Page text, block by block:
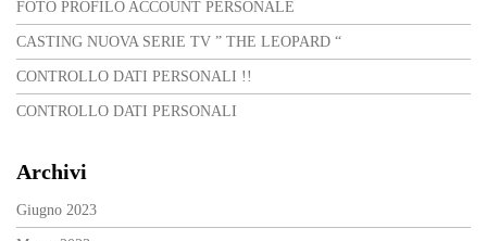
FOTO PROFILO ACCOUNT PERSONALE
CASTING NUOVA SERIE TV ” THE LEOPARD “
CONTROLLO DATI PERSONALI !!
CONTROLLO DATI PERSONALI
Archivi
Giugno 2023